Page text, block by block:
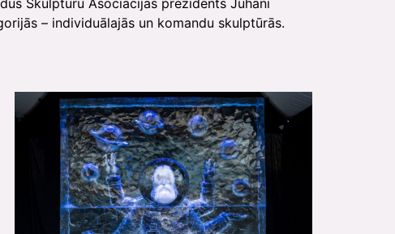
– individuālajās un komandu skulptūrās.